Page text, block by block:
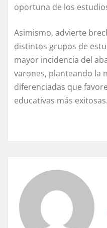
oportuna de los
Asimismo, advierte
distintos grupos de
mayor incidencia del
varones, planteando la
diferenciadas que
educativas más exitosas.